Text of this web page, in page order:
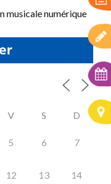
musicale numérique
V S D
5 6 7
12 13 14